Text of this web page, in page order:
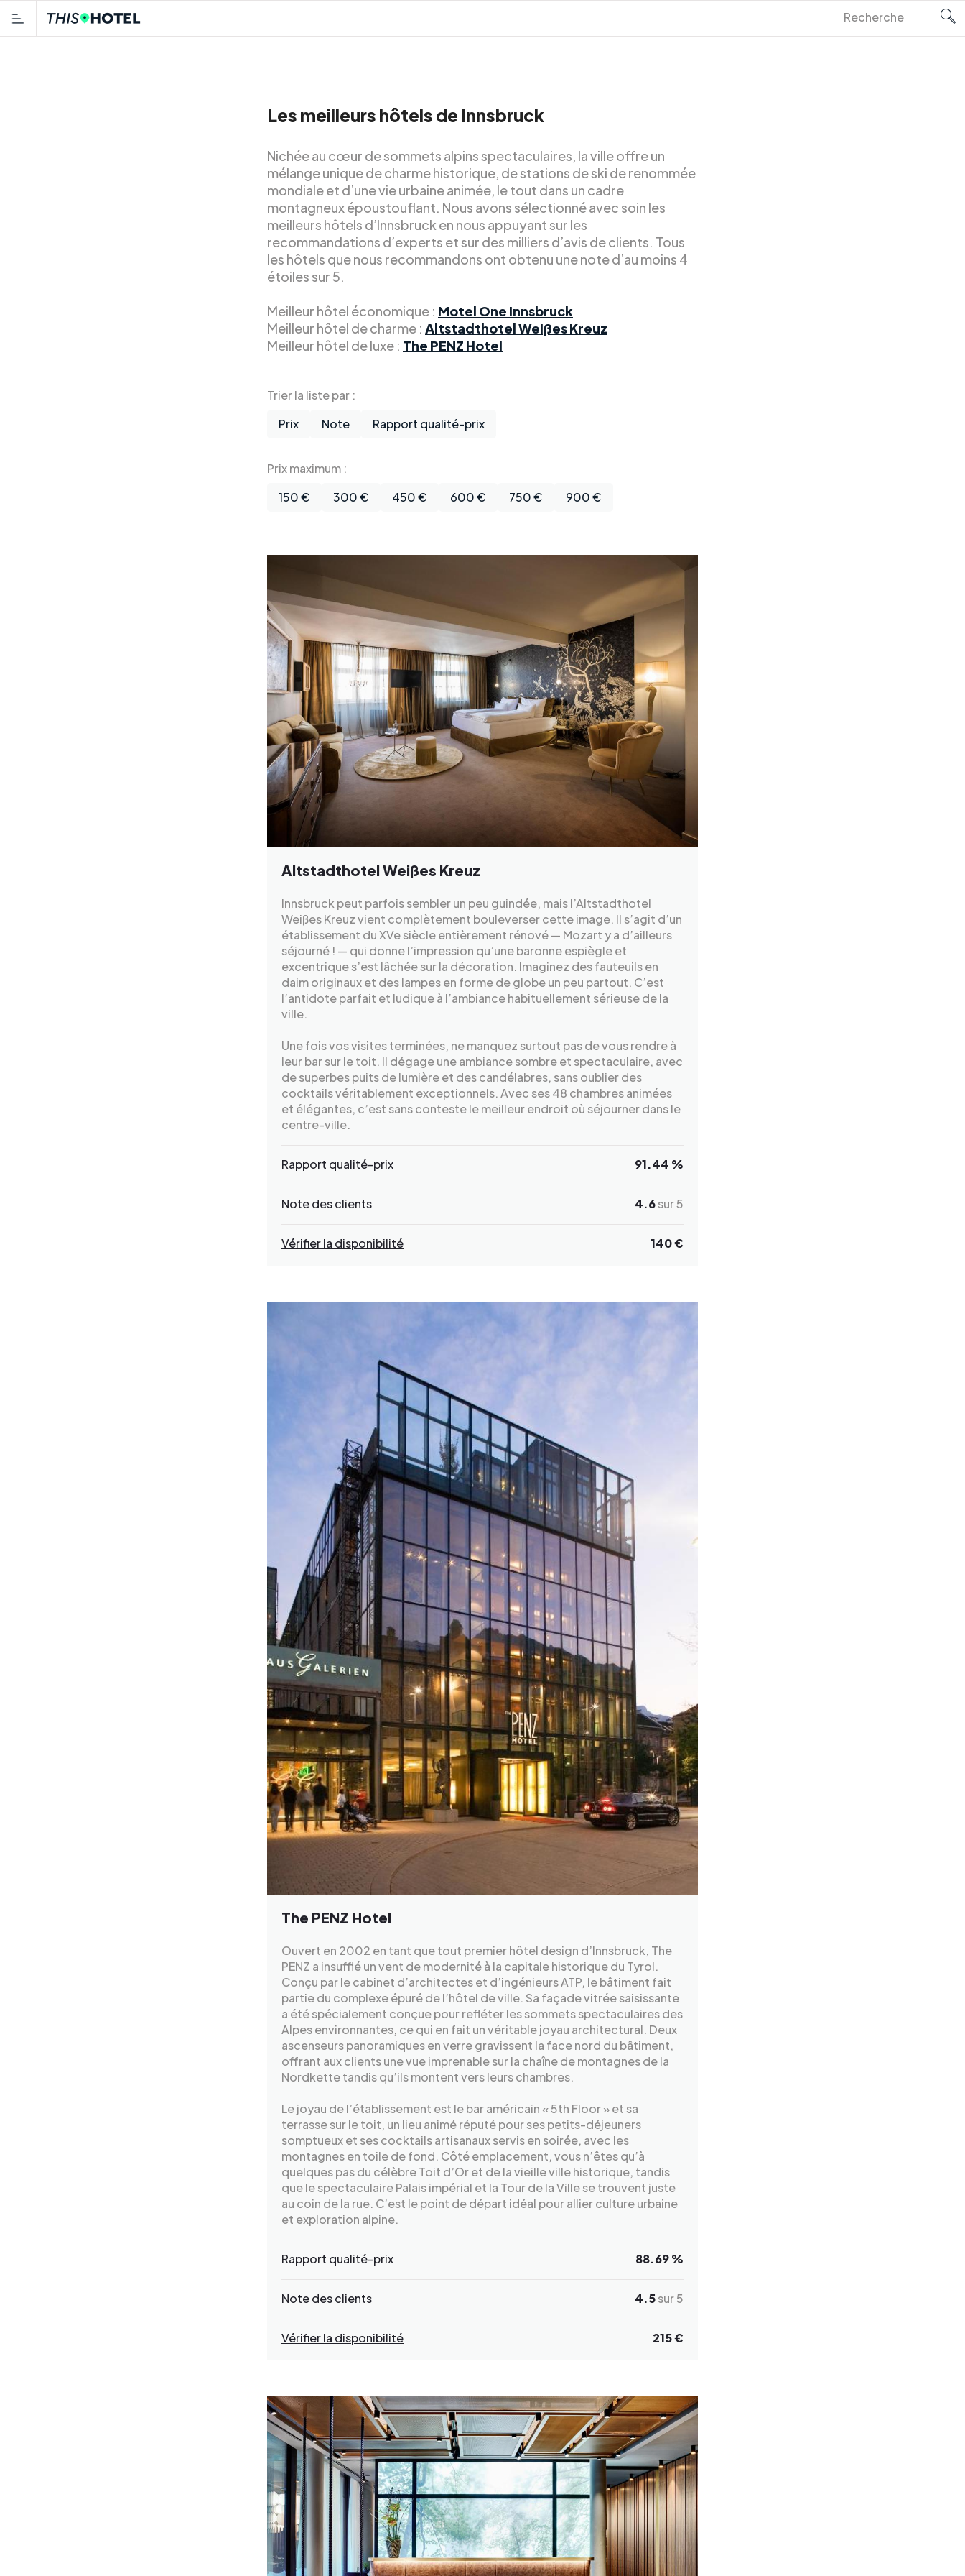
Les meilleurs hôtels de Innsbruck
Nichée au cœur de sommets alpins spectaculaires, la ville offre un
mélange unique de charme historique, de stations de ski de renommée
mondiale et d’une vie urbaine animée, le tout dans un cadre
montagneux époustouflant. Nous avons sélectionné avec soin les
meilleurs hôtels d’Innsbruck en nous appuyant sur les
recommandations d’experts et sur des milliers d’avis de clients. Tous
les hôtels que nous recommandons ont obtenu une note d’au moins 4
étoiles sur 5.
Meilleur hôtel économique : Motel One Innsbruck
Meilleur hôtel de charme : Altstadthotel Weißes Kreuz
Meilleur hôtel de luxe : The PENZ Hotel
Trier la liste par :
Prix
Note Rapport qualité-prix
Prix maximum :
150 €
300 € 450 € 600 € 750 € 900 €
Altstadthotel Weißes Kreuz
Innsbruck peut parfois sembler un peu guindée, mais l’Altstadthotel
Weißes Kreuz vient complètement bouleverser cette image. Il s’agit d’un
établissement du XVe siècle entièrement rénové — Mozart y a d’ailleurs
séjourné ! — qui donne l’impression qu’une baronne espiègle et
excentrique s’est lâchée sur la décoration. Imaginez des fauteuils en
daim originaux et des lampes en forme de globe un peu partout. C’est
l’antidote parfait et ludique à l’ambiance habituellement sérieuse de la
ville.
Une fois vos visites terminées, ne manquez surtout pas de vous rendre à
leur bar sur le toit. Il dégage une ambiance sombre et spectaculaire, avec
de superbes puits de lumière et des candélabres, sans oublier des
cocktails véritablement exceptionnels. Avec ses 48 chambres animées
et élégantes, c’est sans conteste le meilleur endroit où séjourner dans le
centre-ville.
Rapport qualité-prix 91.44 %
Note des clients 4.6sur 5
Vérifier la disponibilité 140 €
The PENZ Hotel
Ouvert en 2002 en tant que tout premier hôtel design d’Innsbruck, The
PENZ a insufflé un vent de modernité à la capitale historique du Tyrol.
Conçu par le cabinet d’architectes et d’ingénieurs ATP, le bâtiment fait
partie du complexe épuré de l’hôtel de ville. Sa façade vitrée saisissante
a été spécialement conçue pour refléter les sommets spectaculaires des
Alpes environnantes, ce qui en fait un véritable joyau architectural. Deux
ascenseurs panoramiques en verre gravissent la face nord du bâtiment,
offrant aux clients une vue imprenable sur la chaîne de montagnes de la
Nordkette tandis qu’ils montent vers leurs chambres.
Le joyau de l’établissement est le bar américain « 5th Floor » et sa
terrasse sur le toit, un lieu animé réputé pour ses petits-déjeuners
somptueux et ses cocktails artisanaux servis en soirée, avec les
montagnes en toile de fond. Côté emplacement, vous n’êtes qu’à
quelques pas du célèbre Toit d’Or et de la vieille ville historique, tandis
que le spectaculaire Palais impérial et la Tour de la Ville se trouvent juste
au coin de la rue. C’est le point de départ idéal pour allier culture urbaine
et exploration alpine.
Rapport qualité-prix 88.69 %
Note des clients 4.5sur 5
Vérifier la disponibilité 215 €